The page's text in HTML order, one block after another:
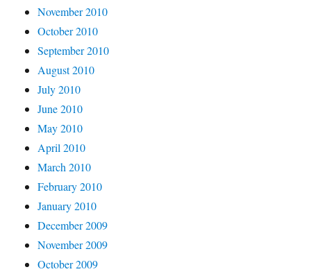
November 2010
October 2010
September 2010
August 2010
July 2010
June 2010
May 2010
April 2010
March 2010
February 2010
January 2010
December 2009
November 2009
October 2009